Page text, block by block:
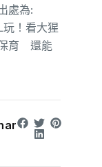
處為:
玩！看大猩
育 還能